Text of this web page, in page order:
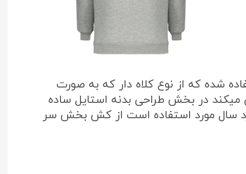
شده که از نوع کلاه دار که به صورت
میکند در بخش طراحی بدنه استایل ساده
سال مورد استفاده است از کش بخش سر